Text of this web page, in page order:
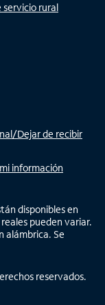
servicio rural
Dejar de recibir
información
disponibles en
pueden variar.
alámbrica. Se
reservados.